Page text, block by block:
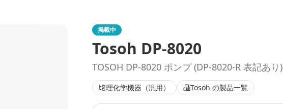
掲載中
Tosoh DP-8020
TOSOH DP-8020 ポンプ (DP-8020-R 表記あり)
理化学機器（汎用） Tosoh の製品一覧